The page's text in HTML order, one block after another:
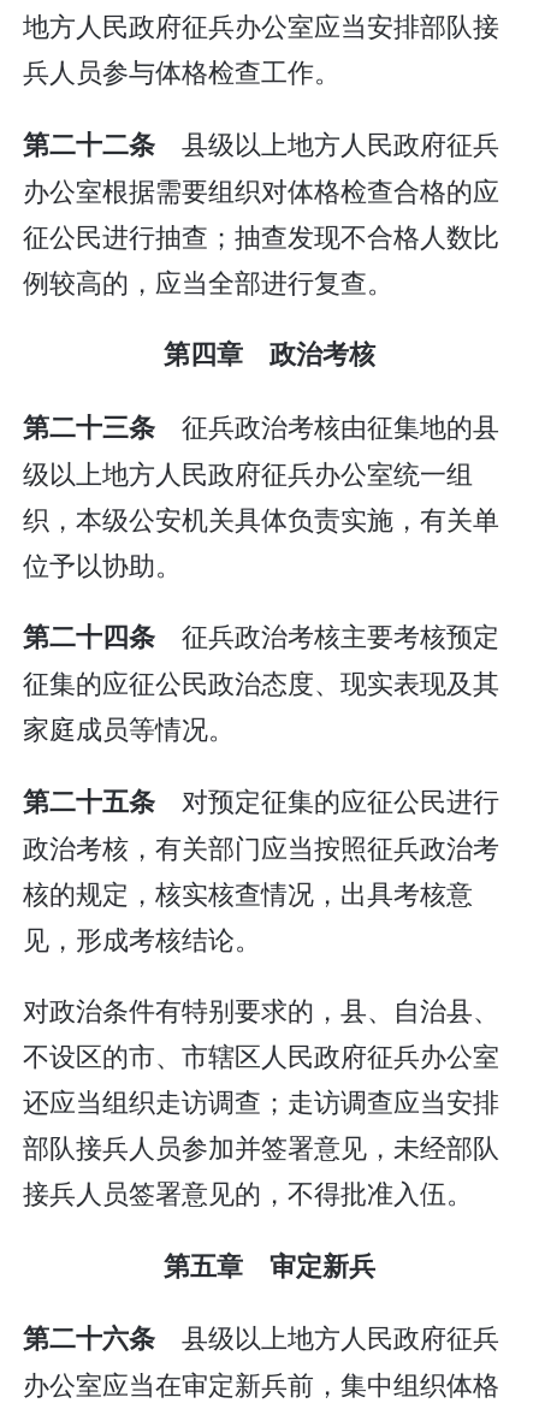
地方人民政府征兵办公室应当安排部队接
兵人员参与体格检查工作。
第二十二条 县级以上地方人民政府征兵
办公室根据需要组织对体格检查合格的应
征公民进行抽查；抽查发现不合格人数比
例较高的，应当全部进行复查。
第四章 政治考核
第二十三条 征兵政治考核由征集地的县
级以上地方人民政府征兵办公室统一组
织，本级公安机关具体负责实施，有关单
位予以协助。
第二十四条 征兵政治考核主要考核预定
征集的应征公民政治态度、现实表现及其
家庭成员等情况。
第二十五条 对预定征集的应征公民进行
政治考核，有关部门应当按照征兵政治考
核的规定，核实核查情况，出具考核意
见，形成考核结论。
对政治条件有特别要求的，县、自治县、
不设区的市、市辖区人民政府征兵办公室
还应当组织走访调查；走访调查应当安排
部队接兵人员参加并签署意见，未经部队
接兵人员签署意见的，不得批准入伍。
第五章 审定新兵
第二十六条 县级以上地方人民政府征兵
办公室应当在审定新兵前，集中组织体格